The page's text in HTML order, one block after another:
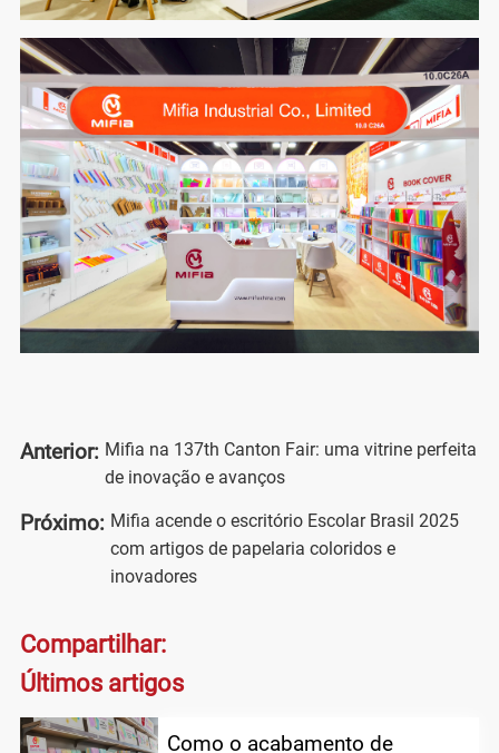
Anterior: Mifia na 137th Canton Fair: uma vitrine perfeita
de inovação e avanços
Próximo: Mifia acende o escritório Escolar Brasil 2025
com artigos de papelaria coloridos e
inovadores
Compartilhar:
Últimos artigos
Como o acabamento de